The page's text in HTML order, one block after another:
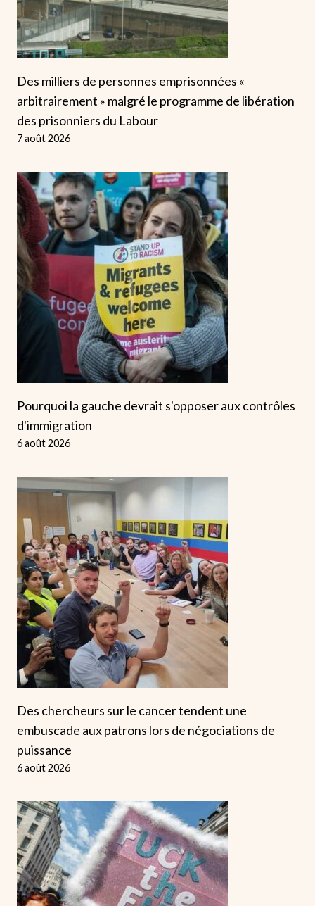
Des milliers de personnes emprisonnées «
arbitrairement » malgré le programme de libération
des prisonniers du Labour
7 août 2026
Pourquoi la gauche devrait s'opposer aux contrôles
d'immigration
6 août 2026
Des chercheurs sur le cancer tendent une
embuscade aux patrons lors de négociations de
puissance
6 août 2026